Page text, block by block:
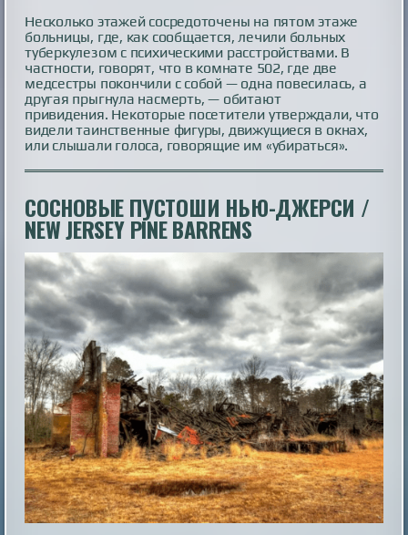
Несколько этажей сосредоточены на пятом этаже
больницы, где, как сообщается, лечили больных
туберкулезом с психическими расстройствами. В
частности, говорят, что в комнате 502, где две
медсестры покончили с собой — одна повесилась, а
другая прыгнула насмерть, — обитают
привидения. Некоторые посетители утверждали, что
видели таинственные фигуры, движущиеся в окнах,
или слышали голоса, говорящие им «убираться».
СОСНОВЫЕ ПУСТОШИ НЬЮ-ДЖЕРСИ /
NEW JERSEY PINE BARRENS